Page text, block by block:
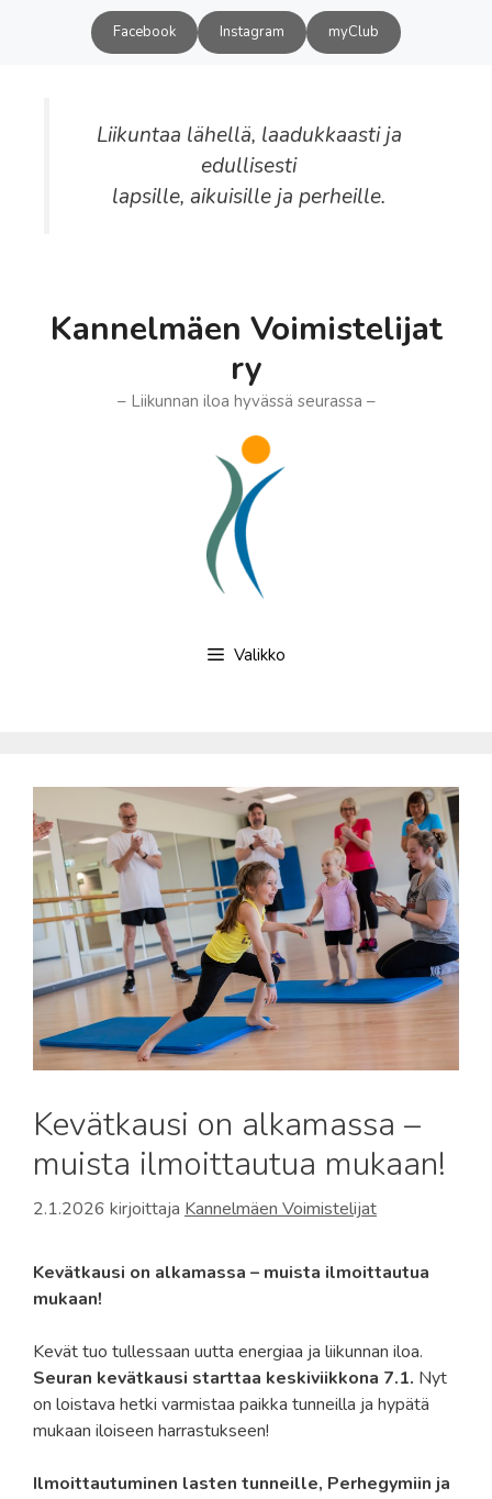
Facebook Instagram myClub
Liikuntaa lähellä, laadukkaasti ja
edullisesti
lapsille, aikuisille ja perheille.
Kannelmäen Voimistelijat
ry
– Liikunnan iloa hyvässä seurassa –
Valikko
Kevätkausi on alkamassa –
muista ilmoittautua mukaan!
2.1.2026 kirjoittaja Kannelmäen Voimistelijat
Kevätkausi on alkamassa – muista ilmoittautua
mukaan!
Kevät tuo tullessaan uutta energiaa ja liikunnan iloa.
Seuran kevätkausi starttaa keskiviikkona 7.1. Nyt
on loistava hetki varmistaa paikka tunneilla ja hypätä
mukaan iloiseen harrastukseen!
Ilmoittautuminen lasten tunneille, Perhegymiin ja